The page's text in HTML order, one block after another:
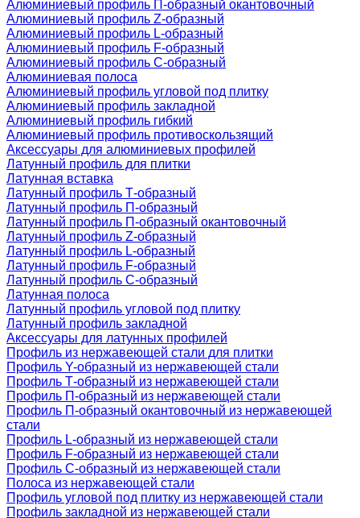
Алюминиевый профиль П-образный окантовочный
Алюминиевый профиль Z-образный
Алюминиевый профиль L-образный
Алюминиевый профиль F-образный
Алюминиевый профиль C-образный
Алюминиевая полоса
Алюминиевый профиль угловой под плитку
Алюминиевый профиль закладной
Алюминиевый профиль гибкий
Алюминиевый профиль противоскользящий
Аксессуары для алюминиевых профилей
Латунный профиль для плитки
Латунная вставка
Латунный профиль Т-образный
Латунный профиль П-образный
Латунный профиль П-образный окантовочный
Латунный профиль Z-образный
Латунный профиль L-образный
Латунный профиль F-образный
Латунный профиль C-образный
Латунная полоса
Латунный профиль угловой под плитку
Латунный профиль закладной
Аксессуары для латунных профилей
Профиль из нержавеющей стали для плитки
Профиль Y-образный из нержавеющей стали
Профиль Т-образный из нержавеющей стали
Профиль П-образный из нержавеющей стали
Профиль П-образный окантовочный из нержавеющей
стали
Профиль L-образный из нержавеющей стали
Профиль F-образный из нержавеющей стали
Профиль C-образный из нержавеющей стали
Полоса из нержавеющей стали
Профиль угловой под плитку из нержавеющей стали
Профиль закладной из нержавеющей стали